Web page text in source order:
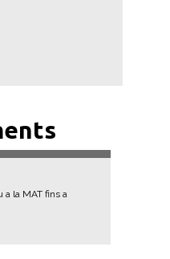
a la MAT fins a